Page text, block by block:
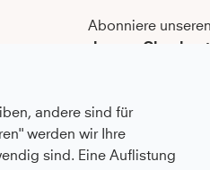
Abonniere
du zum
regelmäßige
Neuheiten,
10%-Gutschein
Bestellung*
andere sind für
werden wir Ihre
sind. Eine Auflistung